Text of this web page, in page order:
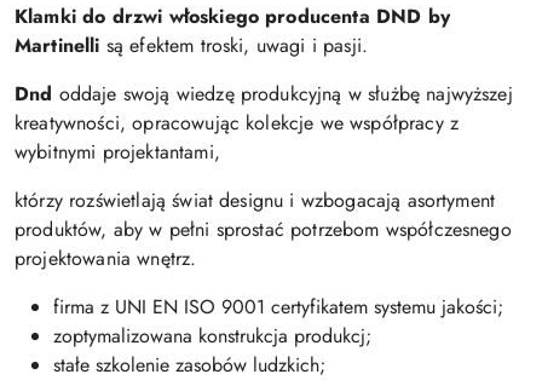
Klamki do drzwi włoskiego producenta DND by
Martinelli są efektem troski, uwagi i pasji.
Dnd oddaje swoją wiedzę produkcyjną w służbę najwyższej
kreatywności, opracowując kolekcje we współpracy z
wybitnymi projektantami,
którzy rozświetlają świat designu i wzbogacają asortyment
produktów, aby w pełni sprostać potrzebom współczesnego
projektowania wnętrz.
firma z UNI EN ISO 9001 certyfikatem systemu jakości;
zoptymalizowana konstrukcja produkcj;
stałe szkolenie zasobów ludzkich;